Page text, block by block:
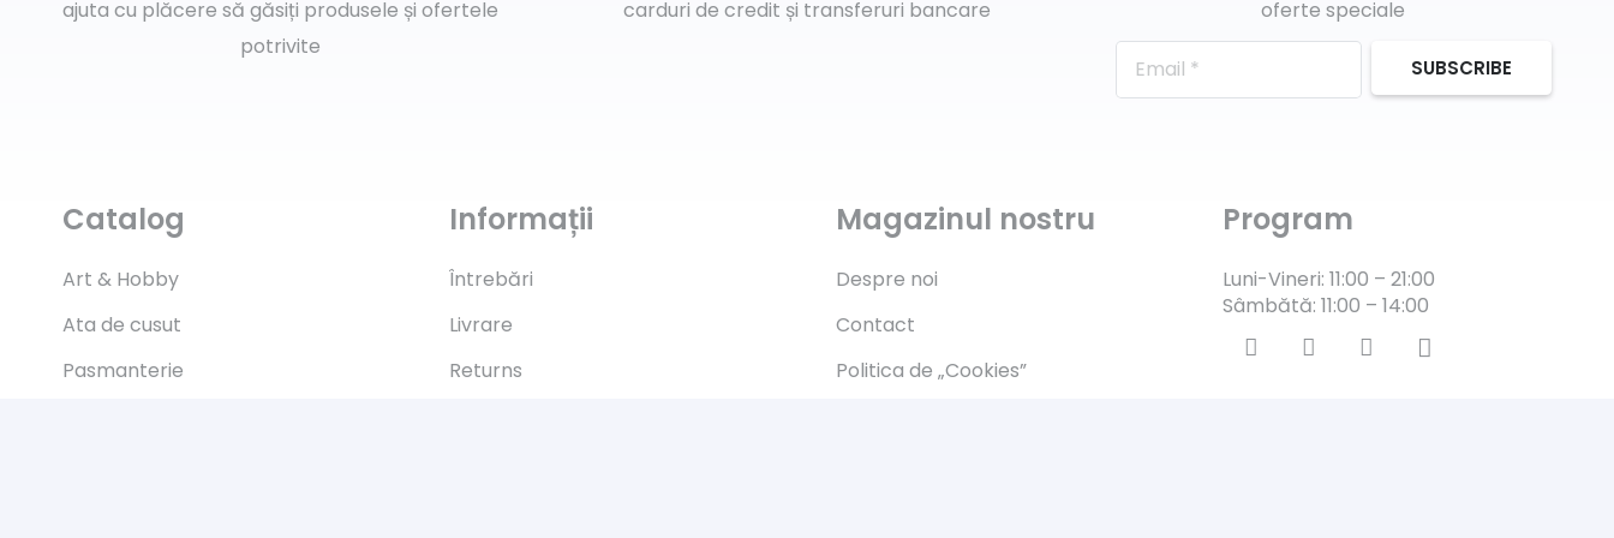
ajuta cu plăcere să găsiți produsele și ofertele
potrivite
carduri de credit și transferuri bancare
oferte speciale
SUBSCRIBE
Catalog
Art & Hobby
Ata de cusut
Pasmanterie
Informații
Întrebări
Livrare
Returns
Magazinul nostru
Despre noi
Contact
Politica de „Cookies”
Program
Luni-Vineri: 11:00 – 21:00
Sâmbătă: 11:00 – 14:00